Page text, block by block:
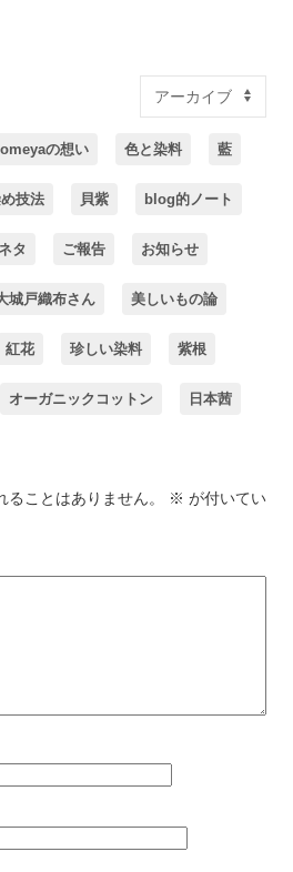
の想い 色と染料 藍
技法 貝紫 blog的ノート
タ ご報告 お知らせ
城戸織布さん 美しいもの論
紅花 珍しい染料 紫根
オーガニックコットン 日本茜
ことはありません。 ※ が付いてい